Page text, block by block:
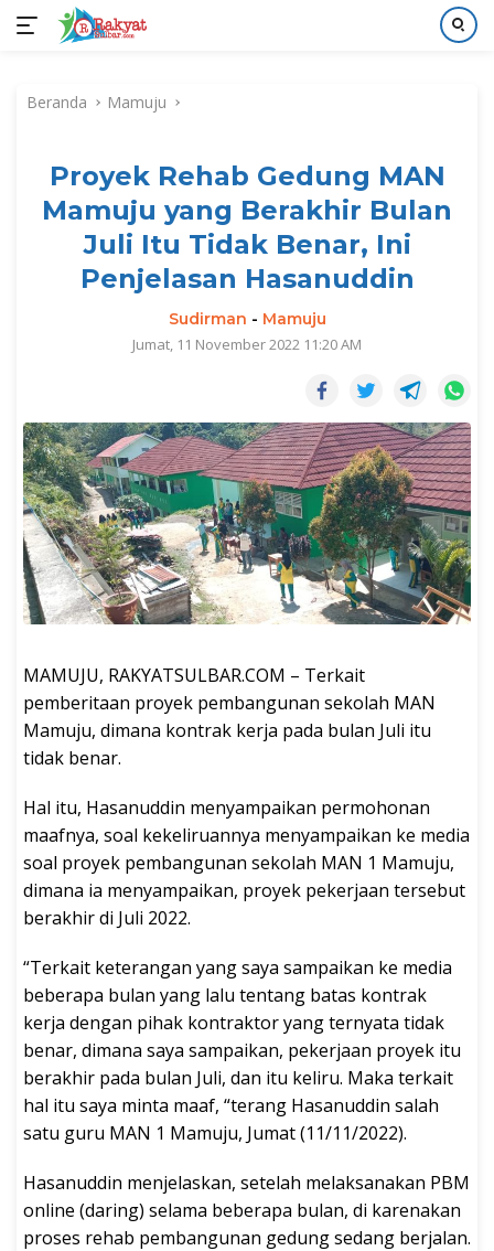
kontenBeranda Mamuju
Proyek Rehab Gedung MAN
Mamuju yang Berakhir Bulan
Juli Itu Tidak Benar, Ini
Penjelasan Hasanuddin
Sudirman - Mamuju
Jumat, 11 November 2022 11:20 AM
MAMUJU, RAKYATSULBAR.COM – Terkait
pemberitaan proyek pembangunan sekolah MAN
Mamuju, dimana kontrak kerja pada bulan Juli itu
tidak benar.
Hal itu, Hasanuddin menyampaikan permohonan
maafnya, soal kekeliruannya menyampaikan ke media
soal proyek pembangunan sekolah MAN 1 Mamuju,
dimana ia menyampaikan, proyek pekerjaan tersebut
berakhir di Juli 2022.
“Terkait keterangan yang saya sampaikan ke media
beberapa bulan yang lalu tentang batas kontrak
kerja dengan pihak kontraktor yang ternyata tidak
benar, dimana saya sampaikan, pekerjaan proyek itu
berakhir pada bulan Juli, dan itu keliru. Maka terkait
hal itu saya minta maaf, “terang Hasanuddin salah
satu guru MAN 1 Mamuju, Jumat (11/11/2022).
Hasanuddin menjelaskan, setelah melaksanakan PBM
online (daring) selama beberapa bulan, di karenakan
proses rehab pembangunan gedung sedang berjalan.